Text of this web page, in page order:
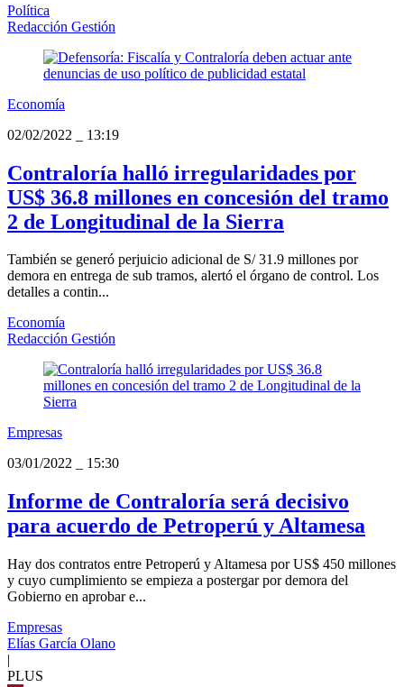
Política
Redacción Gestión
Economía
02/02/2022
13:19
Contraloría halló irregularidades por
US$ 36.8 millones en concesión del tramo
2 de Longitudinal de la Sierra
También se generó perjuicio adicional de S/ 31.9 millones por
demora en entrega de sub tramos, alertó el órgano de control. Los
detalles a contin...
Economía
Redacción Gestión
Empresas
03/01/2022
15:30
Informe de Contraloría será decisivo
para acuerdo de Petroperú y Altamesa
Hay dos contratos entre Petroperú y Altamesa por US$ 450 millones
y cuyo cumplimiento se empieza a postergar por demora del
Gobierno en aprobar e...
Empresas
Elías García Olano
|
PLUS